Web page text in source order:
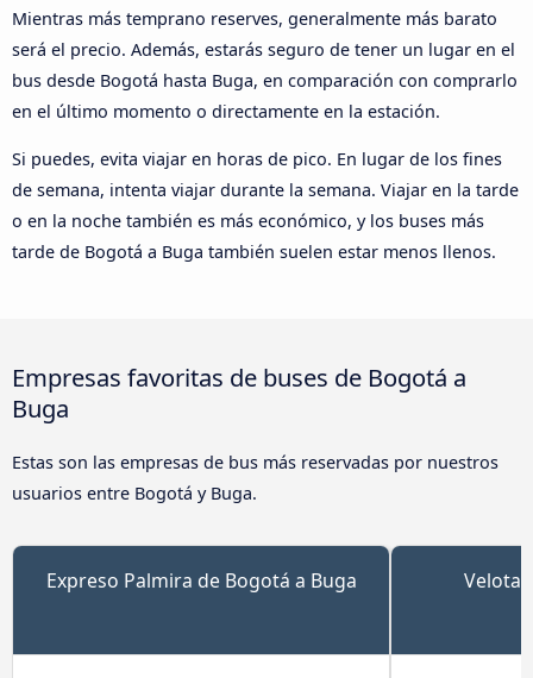
Mientras más temprano reserves, generalmente más barato
será el precio. Además, estarás seguro de tener un lugar en el
bus desde Bogotá hasta Buga, en comparación con comprarlo
en el último momento o directamente en la estación.
Si puedes, evita viajar en horas de pico. En lugar de los fines
de semana, intenta viajar durante la semana. Viajar en la tarde
o en la noche también es más económico, y los buses más
tarde de Bogotá a Buga también suelen estar menos llenos.
Empresas favoritas de buses de Bogotá a
Buga
Estas son las empresas de bus más reservadas por nuestros
usuarios entre Bogotá y Buga.
Expreso Palmira de Bogotá a Buga